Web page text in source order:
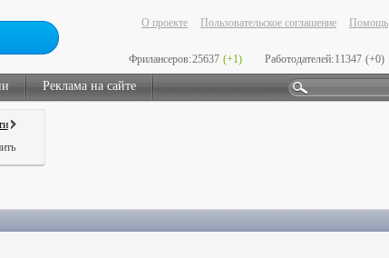
О проекте Пользовательское соглашение Помощь
Фрилансеров:25637 (+1) Работодателей:11347 (+0)
Реклама на сайте